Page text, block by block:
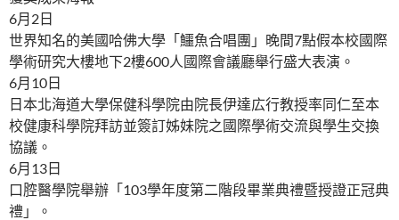
6月2日
世界知名的美國哈佛大學「鱷魚合唱團」晚間7點假本校國際
學術研究大樓地下2樓600人國際會議廳舉行盛大表演。
6月10日
日本北海道大學保健科學院由院長伊達広行教授率同仁至本
校健康科學院拜訪並簽訂姊妹院之國際學術交流與學生交換
協議。
6月13日
口腔醫學院舉辦「103學年度第二階段畢業典禮暨授證正冠典
禮」。